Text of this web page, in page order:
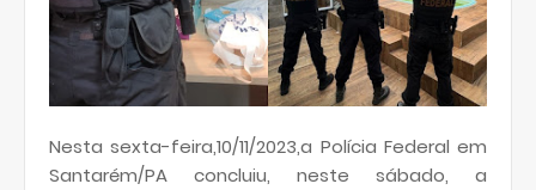
Nesta sexta-feira,10/11/2023,a Polícia Federal em
Santarém/PA concluiu, neste sábado, a